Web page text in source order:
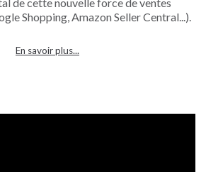
Shopping, Amazon Seller Central...).
En savoir plus...